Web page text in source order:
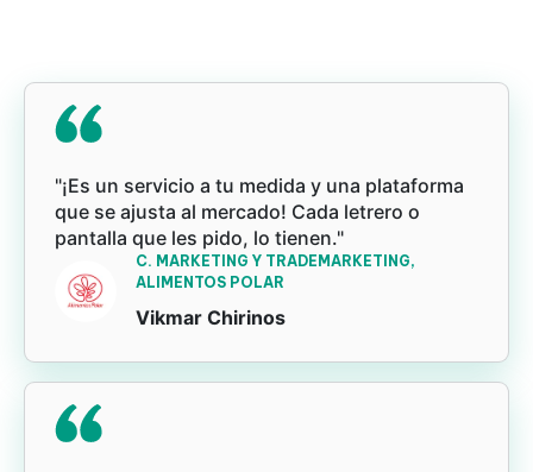
"¡Es un servicio a tu medida y una plataforma
que se ajusta al mercado! Cada letrero o
pantalla que les pido, lo tienen."
C. MARKETING Y TRADEMARKETING,
ALIMENTOS POLAR
Vikmar Chirinos